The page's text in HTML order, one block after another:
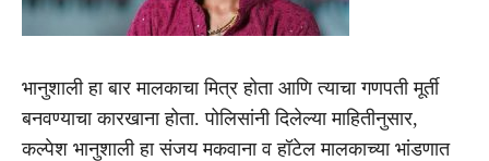
भानुशाली हा बार मालकाचा मित्र होता आणि त्याचा गणपती मूर्ती
बनवण्याचा कारखाना होता. पोलिसांनी दिलेल्या माहितीनुसार,
कल्पेश भानुशाली हा संजय मकवाना व हॉटेल मालकाच्या भांडणात